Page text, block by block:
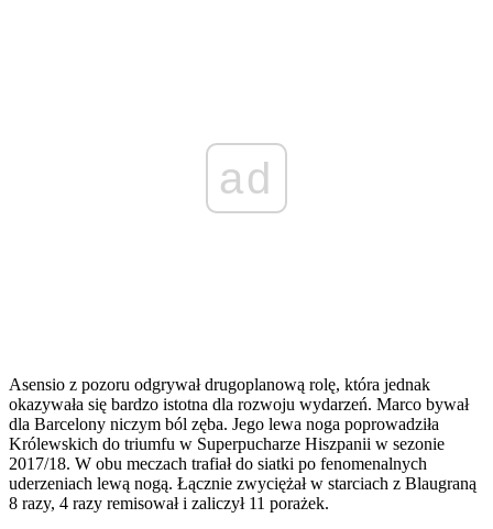
ad
Asensio z pozoru odgrywał drugoplanową rolę, która jednak
okazywała się bardzo istotna dla rozwoju wydarzeń. Marco bywał
dla Barcelony niczym ból zęba. Jego lewa noga poprowadziła
Królewskich do triumfu w Superpucharze Hiszpanii w sezonie
2017/18. W obu meczach trafiał do siatki po fenomenalnych
uderzeniach lewą nogą. Łącznie zwyciężał w starciach z Blaugraną
8 razy, 4 razy remisował i zaliczył 11 porażek.